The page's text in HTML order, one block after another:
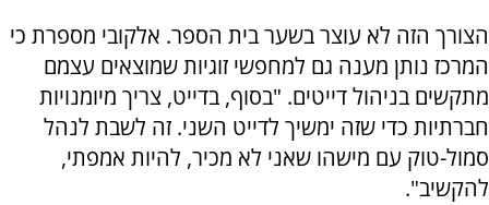
הצורך הזה לא עוצר בשער בית הספר. אלקובי מספרת כי
המרכז נותן מענה גם למחפשי זוגיות שמוצאים עצמם
מתקשים בניהול דייטים. "בסוף, בדייט, צריך מיומנויות
חברתיות כדי שזה ימשיך לדייט השני. זה לשבת לנהל
סמול-טוק עם מישהו שאני לא מכיר, להיות אמפתי,
להקשיב".